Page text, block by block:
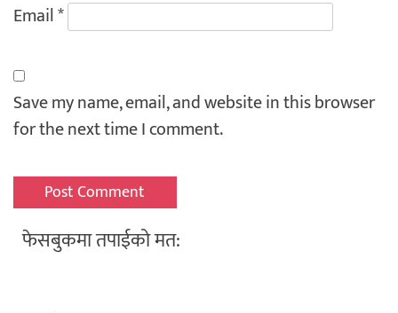
Email*
Save my name, email, and website in this browser
for the next time I comment.
फेसबुकमा तपाईको मत: